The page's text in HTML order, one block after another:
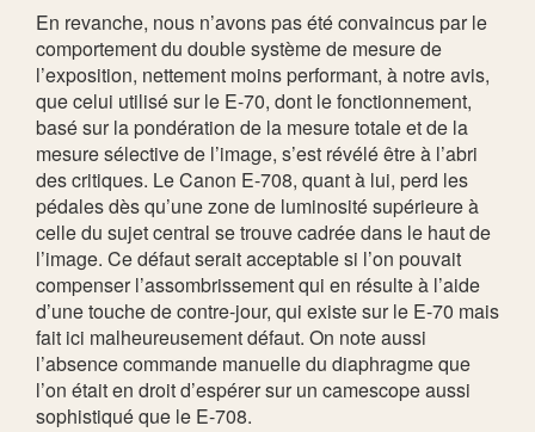
En revanche, nous n’avons pas été convaincus par le
comportement du double système de mesure de
l’exposition, nettement moins performant, à notre avis,
que celui utilisé sur le E-70, dont le fonctionnement,
basé sur la pondération de la mesure totale et de la
mesure sélective de l’image, s’est révélé être à l’abri
des critiques. Le Canon E-708, quant à lui, perd les
pédales dès qu’une zone de luminosité supérieure à
celle du sujet central se trouve cadrée dans le haut de
l’image. Ce défaut serait acceptable si l’on pouvait
compenser l’assombrissement qui en résulte à l’aide
d’une touche de contre-jour, qui existe sur le E-70 mais
fait ici malheureusement défaut. On note aussi
l’absence commande manuelle du diaphragme que
l’on était en droit d’espérer sur un camescope aussi
sophistiqué que le E-708.